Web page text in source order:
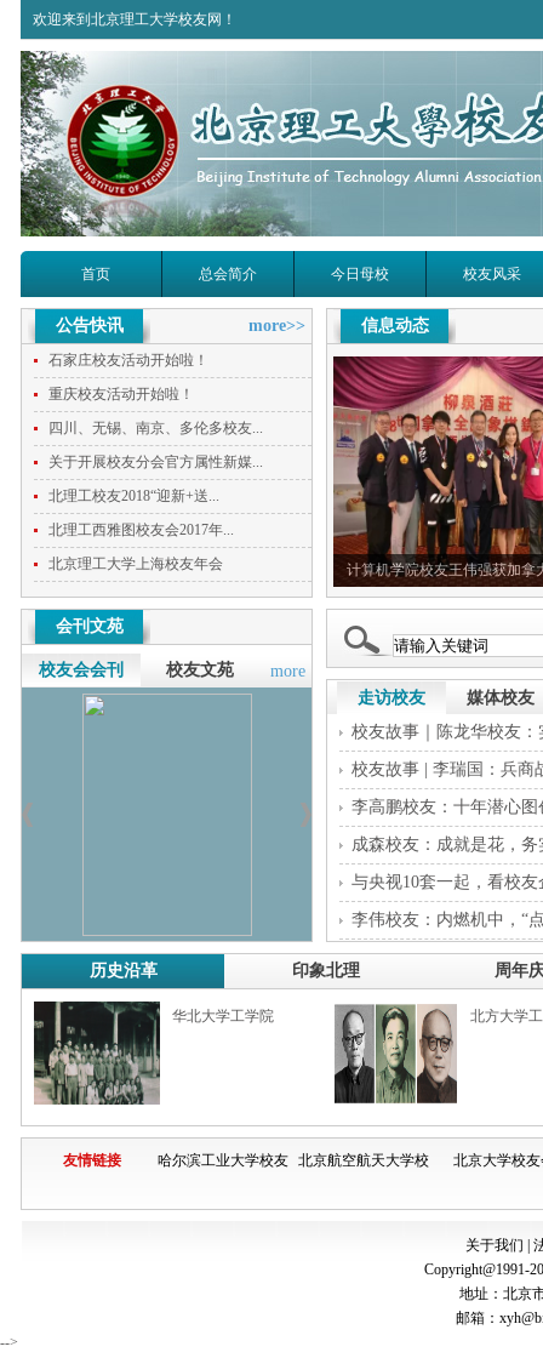
欢迎来到北京理工大学校友网！
首页 总会简介 今日母校 校友风采
more>>
公告快讯
石家庄校友活动开始啦！
重庆校友活动开始啦！
四川、无锡、南京、多伦多校友...
关于开展校友分会官方属性新媒...
北理工校友2018“迎新+送...
北理工西雅图校友会2017年...
北京理工大学上海校友年会
会刊文苑
more
校友会会刊 校友文苑
信息动态
海外校友助力母校引进高层次人才（英国... 计算机学院校友王伟强获加拿
走访校友
媒体校友
校友故事｜陈龙华校友
校友故事 | 李瑞国：兵商
李高鹏校友：十年潜心
成森校友：成就是花，务
与央视10套一起，看校
李伟校友：内燃机中，“
历史沿革 印象北理 周年
华北大学工学院 北方大学
友情链接
哈尔滨工业大学校友 北京航空航天大学校
北京大学校
关于我们
Copyright@1991-
地址：北京
邮箱：
-->